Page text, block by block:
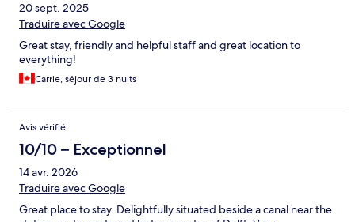
20 sept. 2025
Traduire avec Google
Great stay, friendly and helpful staff and great location to
everything!
Carrie, séjour de 3 nuits
Avis vérifié
10/10 – Exceptionnel
14 avr. 2026
Traduire avec Google
Great place to stay. Delightfully situated beside a canal near the